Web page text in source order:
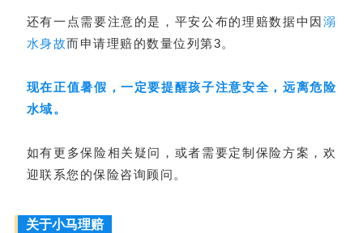
还有一点需要注意的是，平安公布的理赔数据中因溺
水身故而申请理赔的数量位列第3。
现在正值暑假，一定要提醒孩子注意安全，远离危险
水域。
如有更多保险相关疑问，或者需要定制保险方案，欢
迎联系您的保险咨询顾问。
关于小马理赔